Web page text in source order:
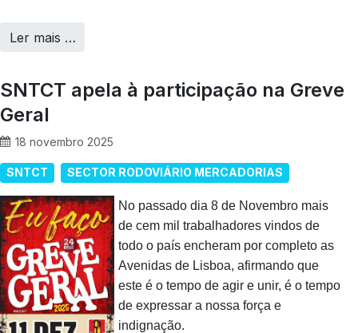
Ler mais …
SNTCT apela à participação na Greve
Geral
18 novembro 2025
SNTCT SECTOR RODOVIÁRIO MERCADORIAS
No passado dia 8 de Novembro mais
de cem mil trabalhadores vindos de
todo o país encheram por completo as
Avenidas de Lisboa, afirmando que
este é o tempo de agir e unir, é o tempo
de expressar a nossa força e
indignação.